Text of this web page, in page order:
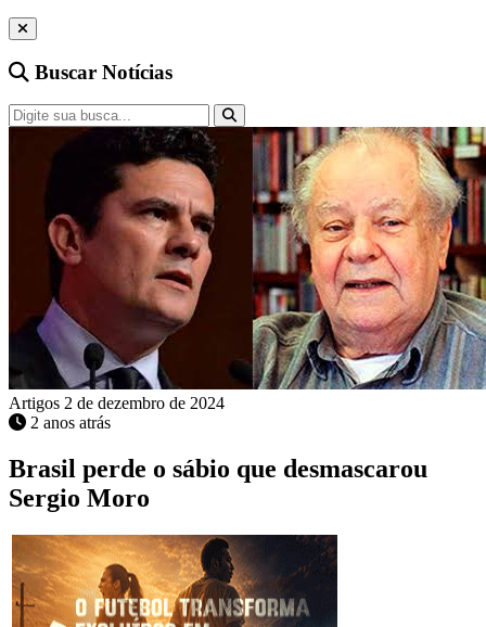
Buscar Notícias
Artigos 2 de dezembro de 2024
2 anos atrás
Brasil perde o sábio que desmascarou
Sergio Moro